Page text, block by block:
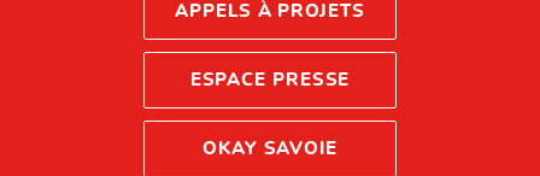
APPELS À PROJETS
ESPACE PRESSE
OKAY SAVOIE